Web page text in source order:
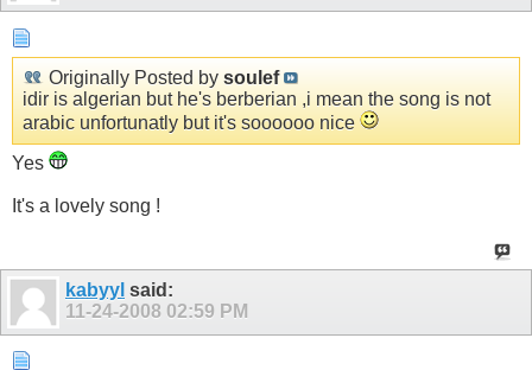
Originally Posted by soulef
idir is algerian but he's berberian ,i mean the song is not
arabic unfortunatly but it's soooooo nice
Yes
It's a lovely song !
kabyyl said:
11-24-2008 02:59 PM